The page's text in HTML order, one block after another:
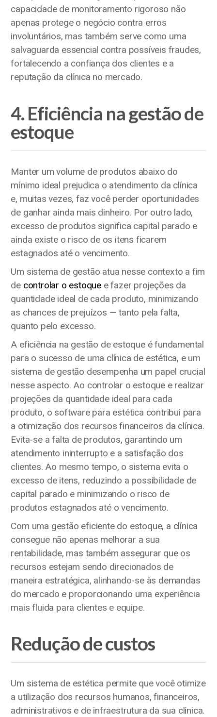
capacidade de monitoramento rigoroso não
apenas protege o negócio contra erros
involuntários, mas também serve como uma
salvaguarda essencial contra possíveis fraudes,
fortalecendo a confiança dos clientes e a
reputação da clínica no mercado.
4. Eficiência na gestão de
estoque
Manter um volume de produtos abaixo do
mínimo ideal prejudica o atendimento da clínica
e, muitas vezes, faz você perder oportunidades
de ganhar ainda mais dinheiro. Por outro lado,
excesso de produtos significa capital parado e
ainda existe o risco de os itens ficarem
estagnados até o vencimento.
Um sistema de gestão atua nesse contexto a fim
de controlar o estoque e fazer projeções da
quantidade ideal de cada produto, minimizando
as chances de prejuízos — tanto pela falta,
quanto pelo excesso.
A eficiência na gestão de estoque é fundamental
para o sucesso de uma clínica de estética, e um
sistema de gestão desempenha um papel crucial
nesse aspecto. Ao controlar o estoque e realizar
projeções da quantidade ideal para cada
produto, o software para estética contribui para
a otimização dos recursos financeiros da clínica.
Evita-se a falta de produtos, garantindo um
atendimento ininterrupto e a satisfação dos
clientes. Ao mesmo tempo, o sistema evita o
excesso de itens, reduzindo a possibilidade de
capital parado e minimizando o risco de
produtos estagnados até o vencimento.
Com uma gestão eficiente do estoque, a clínica
consegue não apenas melhorar a sua
rentabilidade, mas também assegurar que os
recursos estejam sendo direcionados de
maneira estratégica, alinhando-se às demandas
do mercado e proporcionando uma experiência
mais fluida para clientes e equipe.
Redução de custos
Um sistema de estética permite que você otimize
a utilização dos recursos humanos, financeiros,
administrativos e de infraestrutura da sua clínica.